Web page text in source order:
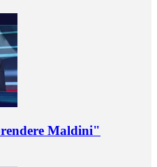
Maldini"